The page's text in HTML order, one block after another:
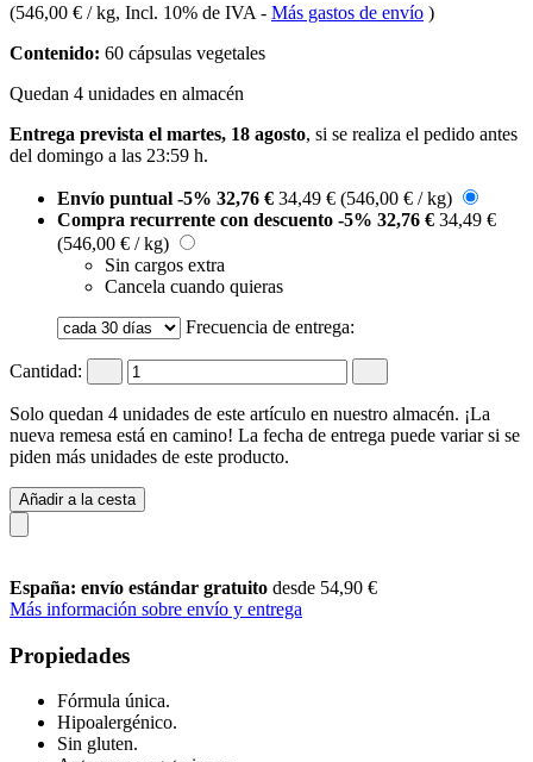
(546,00 € / kg, Incl. 10% de IVA - Más gastos de envío )
Contenido: 60 cápsulas vegetales
Quedan 4 unidades en almacén
Entrega prevista el martes, 18 agosto, si se realiza el pedido antes
del domingo a las 23:59 h.
Envío puntual -5% 32,76 € 34,49 € (546,00 € / kg)
Compra recurrente con descuento -5% 32,76 € 34,49 €
(546,00 € / kg)
Sin cargos extra
Cancela cuando quieras
Frecuencia de entrega:
Cantidad:
Solo quedan 4 unidades de este artículo en nuestro almacén. ¡La
nueva remesa está en camino! La fecha de entrega puede variar si se
piden más unidades de este producto.
Añadir a la cesta
España: envío estándar gratuito desde 54,90 €
Más información sobre envío y entrega
Propiedades
Fórmula única.
Hipoalergénico.
Sin gluten.